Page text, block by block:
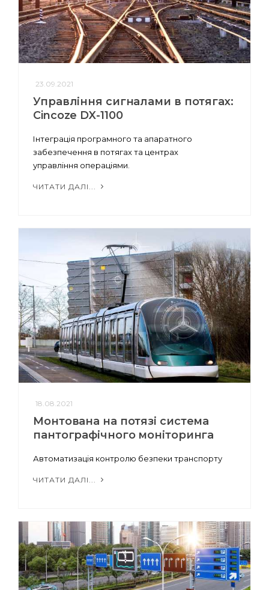
23.09.2021
Управління сигналами в потягах:
Cincoze DX-1100
Інтеграція програмного та апаратного
забезпечення в потягах та центрах
управління операціями.
ЧИТАТИ ДАЛІ...
18.08.2021
Монтована на потязі система
пантографічного моніторинга
Автоматизація контролю безпеки транспорту
ЧИТАТИ ДАЛІ...